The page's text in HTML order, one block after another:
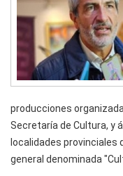
producciones
Secretaría de Cultura, y
localidades provinciales
general denominada